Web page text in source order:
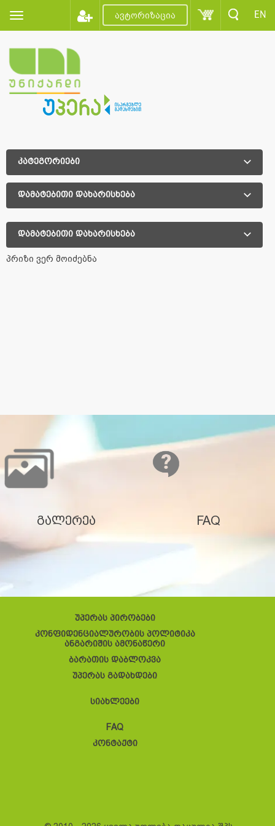
ავტორიზაცია EN
კატეგორიები
დამატებითი დახარისხება
დამატებითი დახარისხება
პრიზი ვერ მოიძებნა
გალერეა FAQ
უპერას პირობები
კონფიდენციალურობის პოლიტიკა
ანგარიშის ამონაწერი
ბარათის დაბლოკვა
უპერას გადახდები
სიახლეები
FAQ
კონტაქტი